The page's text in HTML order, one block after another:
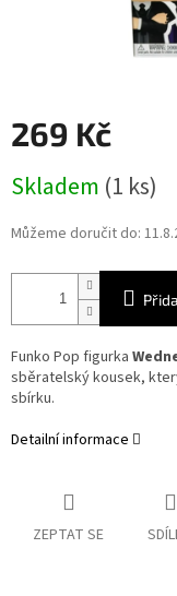
269 Kč
cena:
Skladem (1 ks)
Můžeme doručit do:
Funko Pop figurka
sběratelský kousek,
sbírku.
Detailní informace
ZEPTAT SE